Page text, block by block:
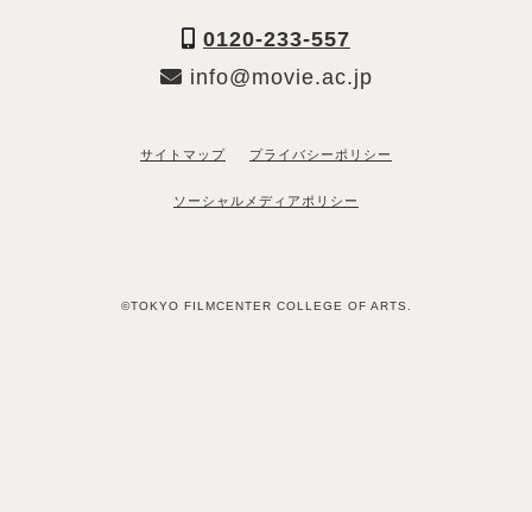
0120-233-557
info@movie.ac.jp
サイトマップ プライバシーポリシー
ソーシャルメディアポリシー
©TOKYO FILMCENTER COLLEGE OF ARTS.